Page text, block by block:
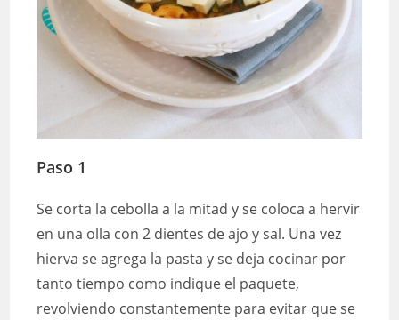
Paso 1
Se corta la cebolla a la mitad y se coloca a hervir
en una olla con 2 dientes de ajo y sal. Una vez
hierva se agrega la pasta y se deja cocinar por
tanto tiempo como indique el paquete,
revolviendo constantemente para evitar que se